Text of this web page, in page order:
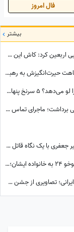
فال امروز
بیشتر
پشیمانی مداح معروف از کاری که با لاریجانی در راهپیمایی اربعین کرد: کاش این کار را نمی‌کردم
ببینید| این روحانی عراقی فقط شربت تعارف نمی‌کرد؛ شباهت حیرت‌انگیزش به رهبر شهید انقلاب همه را در این موکب متوقف کرد
تماشا کنید| یک فایل صوتی از رهبر انقلاب چه چیزهایی را لو می‌دهد؟ 5 سرنخ پنهان در یک صدا که چیزی از آن نمی‌دانستید
سردار کوثری پرده از ناگفته‌های شب شهادت علی لاریجانی برداشت؛ ماجرای تماس آخر پسر شهید لاریجانی چه بود؟
ببینید| راز شوکه‌کننده قتل پدر در سریال کوری؛ وقتی امیر جعفری با یک نگاه قاتل را گیر انداخت!
تصاویر احساسی از لحظه اعلام شهادت خلبان جنگنده سوخو 24 به خانواده ایشان؛ لحظاتی تلخ از گریه و اشک...
رونالدو و جورجینا با حال‌وهوای یک عروسی دهه‌شصتی ایرانی؛ تصاویری از جشن عروسی ستاره فوتبال با حضور هالند، امباپه و مسی که همه را غافلگیر کرد!